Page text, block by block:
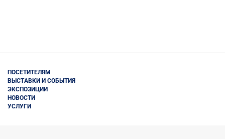
ПОСЕТИТЕЛЯМ
ВЫСТАВКИ И СОБЫТИЯ
ЭКСПОЗИЦИИ
НОВОСТИ
УСЛУГИ